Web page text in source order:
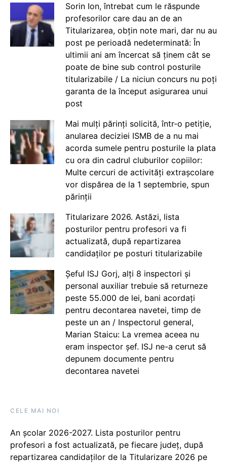
Sorin Ion, întrebat cum le răspunde
profesorilor care dau an de an
Titularizarea, obțin note mari, dar nu au
post pe perioadă nedeterminată: În
ultimii ani am încercat să ținem cât se
poate de bine sub control posturile
titularizabile / La niciun concurs nu poți
garanta de la început asigurarea unui
post
Mai mulți părinți solicită, într-o petiție,
anularea deciziei ISMB de a nu mai
acorda sumele pentru posturile la plata
cu ora din cadrul cluburilor copiilor:
Multe cercuri de activități extrașcolare
vor dispărea de la 1 septembrie, spun
părinții
Titularizare 2026. Astăzi, lista
posturilor pentru profesori va fi
actualizată, după repartizarea
candidaților pe posturi titularizabile
Șeful ISJ Gorj, alți 8 inspectori și
personal auxiliar trebuie să returneze
peste 55.000 de lei, bani acordați
pentru decontarea navetei, timp de
peste un an / Inspectorul general,
Marian Staicu: La vremea aceea nu
eram inspector șef. ISJ ne-a cerut să
depunem documente pentru
decontarea navetei
CELE MAI NOI
An școlar 2026-2027. Lista posturilor pentru
profesori a fost actualizată, pe fiecare județ, după
repartizarea candidaților de la Titularizare 2026 pe